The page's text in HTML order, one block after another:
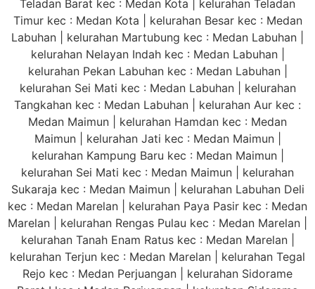
Teladan Barat kec : Medan Kota | kelurahan Teladan
Timur kec : Medan Kota | kelurahan Besar kec : Medan
Labuhan | kelurahan Martubung kec : Medan Labuhan |
kelurahan Nelayan Indah kec : Medan Labuhan |
kelurahan Pekan Labuhan kec : Medan Labuhan |
kelurahan Sei Mati kec : Medan Labuhan | kelurahan
Tangkahan kec : Medan Labuhan | kelurahan Aur kec :
Medan Maimun | kelurahan Hamdan kec : Medan
Maimun | kelurahan Jati kec : Medan Maimun |
kelurahan Kampung Baru kec : Medan Maimun |
kelurahan Sei Mati kec : Medan Maimun | kelurahan
Sukaraja kec : Medan Maimun | kelurahan Labuhan Deli
kec : Medan Marelan | kelurahan Paya Pasir kec : Medan
Marelan | kelurahan Rengas Pulau kec : Medan Marelan |
kelurahan Tanah Enam Ratus kec : Medan Marelan |
kelurahan Terjun kec : Medan Marelan | kelurahan Tegal
Rejo kec : Medan Perjuangan | kelurahan Sidorame